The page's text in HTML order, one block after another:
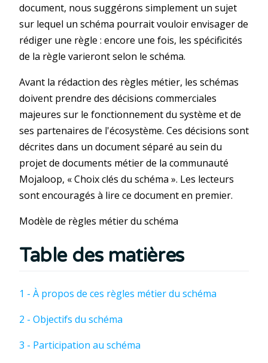
document, nous suggérons simplement un sujet
sur lequel un schéma pourrait vouloir envisager de
rédiger une règle : encore une fois, les spécificités
de la règle varieront selon le schéma.
Avant la rédaction des règles métier, les schémas
doivent prendre des décisions commerciales
majeures sur le fonctionnement du système et de
ses partenaires de l'écosystème. Ces décisions sont
décrites dans un document séparé au sein du
projet de documents métier de la communauté
Mojaloop, « Choix clés du schéma ». Les lecteurs
sont encouragés à lire ce document en premier.
Modèle de règles métier du schéma
Table des matières
1 - À propos de ces règles métier du schéma
2 - Objectifs du schéma
3 - Participation au schéma